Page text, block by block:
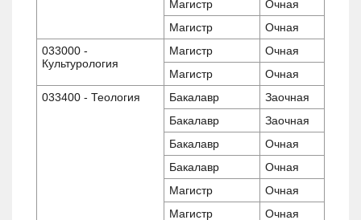
Магистр
Очная
Магистр
Очная
033000 -
Культурология
Магистр
Очная
Магистр
Очная
033400 - Теология
Бакалавр
Заочная
Бакалавр
Заочная
Бакалавр
Очная
Бакалавр
Очная
Магистр
Очная
Магистр
Очная